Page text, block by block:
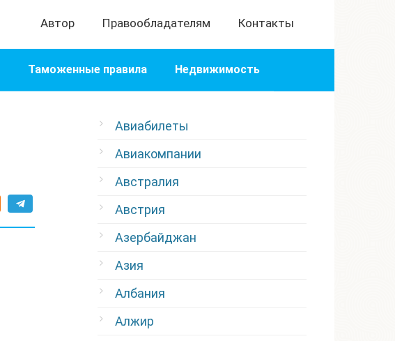
Автор Правообладателям Контакты
Таможенные правила Недвижимость
Авиабилеты
Авиакомпании
Австралия
Австрия
Азербайджан
Азия
Албания
Алжир